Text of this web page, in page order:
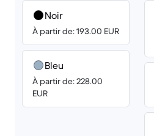
Noir
À partir de: 193.00 EUR
Bleu
À partir de: 228.00
EUR